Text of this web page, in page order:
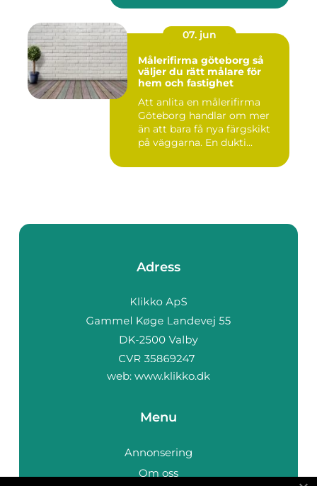
07. jun
Målerifirma göteborg så
väljer du rätt målare för
hem och fastighet
Att anlita en målerifirma
Göteborg handlar om mer
än att bara få nya färgskikt
på väggarna. En dukti...
Adress
web: www.klikko.dk
Menu
Annonsering
Om oss